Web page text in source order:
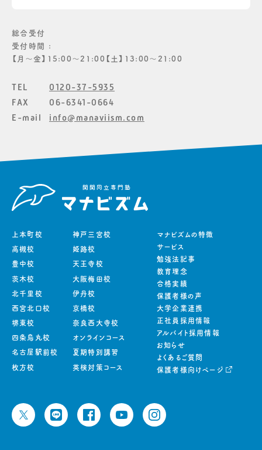
総合受付
受付時間 :
【月〜金】15:00〜21:00【土】13:00〜21:00
TEL
0120-37-5935
FAX
06-6341-0664
E-mail
info@manaviism.com
上本町校
高槻校
豊中校
茨木校
北千里校
西宮北口校
堺東校
四条烏丸校
名古屋駅前校
枚方校
神戸三宮校
姫路校
天王寺校
大阪梅田校
伊丹校
京橋校
奈良西大寺校
オンラインコース
夏期特別講習
英検対策コース
マナビズムの特徴
サービス
勉強法記事
教育理念
合格実績
保護者様の声
大学企業連携
正社員採用情報
アルバイト採用情報
お知らせ
よくあるご質問
保護者様向けページ